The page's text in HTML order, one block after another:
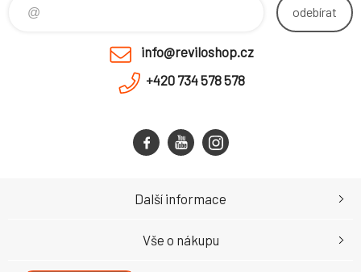
odebírat
info@reviloshop.cz
+420 734 578 578
Další informace
Vše o nákupu